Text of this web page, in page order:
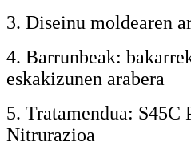
3. Diseinu moldearen
4. Barrunbeak:
eskakizunen arabera
5. Tratamendua: S45C
Nitrurazioa